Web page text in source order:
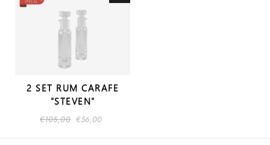
2 SET RUM CARAFE
"STEVEN"
Regular
€105,00 Sale
€56,00